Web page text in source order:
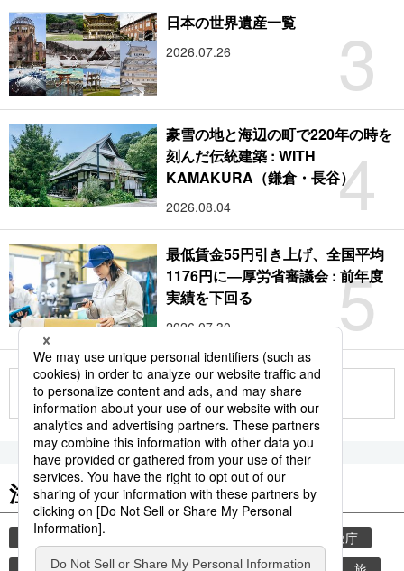
3
日本の世界遺産一覧
2026.07.26
4
豪雪の地と海辺の町で220年の時を
刻んだ伝統建築 : WITH
KAMAKURA（鎌倉・長谷）
2026.08.04
5
最低賃金55円引き上げ、全国平均
1176円に―厚労省審議会 : 前年度
実績を下回る
2026.07.30
もっと見る
注目のキーワード
共同通信ニュース
気象庁